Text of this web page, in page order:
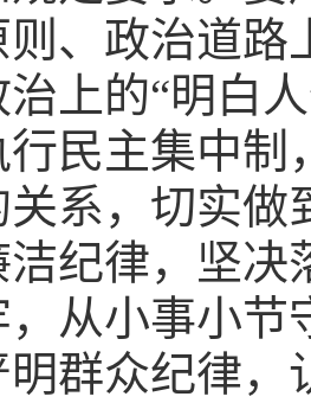
则、政治道
上的“明白
民主集中
系，切实做
纪律，坚
从小事小节
群众纪律